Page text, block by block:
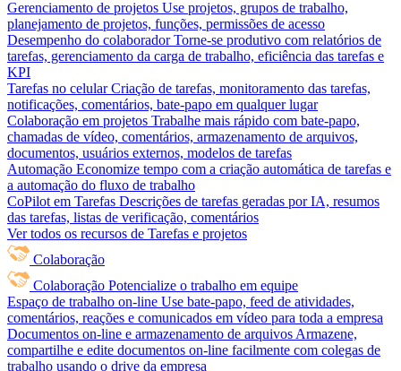
Gerenciamento de projetos Use projetos, grupos de trabalho,
planejamento de projetos, funções, permissões de acesso
Desempenho do colaborador Torne-se produtivo com relatórios de
tarefas, gerenciamento da carga de trabalho, eficiência das tarefas e
KPI
Tarefas no celular Criação de tarefas, monitoramento das tarefas,
notificações, comentários, bate-papo em qualquer lugar
Colaboração em projetos Trabalhe mais rápido com bate-papo,
chamadas de vídeo, comentários, armazenamento de arquivos,
documentos, usuários externos, modelos de tarefas
Automação Economize tempo com a criação automática de tarefas e
a automação do fluxo de trabalho
CoPilot em Tarefas Descrições de tarefas geradas por IA, resumos
das tarefas, listas de verificação, comentários
Ver todos os recursos de Tarefas e projetos
Colaboração
Colaboração Potencialize o trabalho em equipe
Espaço de trabalho on-line Use bate-papo, feed de atividades,
comentários, reações e comunicados em vídeo para toda a empresa
Documentos on-line e armazenamento de arquivos Armazene,
compartilhe e edite documentos on-line facilmente com colegas de
trabalho usando o drive da empresa